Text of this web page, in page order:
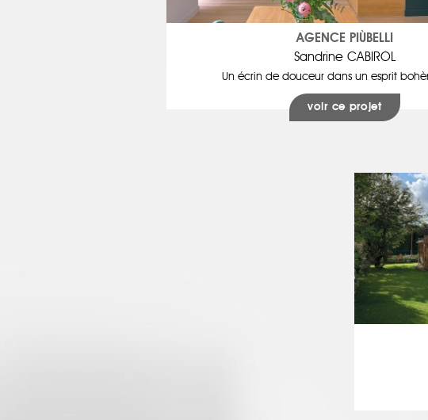
AGENCE PIÙBELLI
Sandrine CABIROL
Un écrin de douceur dans un esprit
voir ce projet